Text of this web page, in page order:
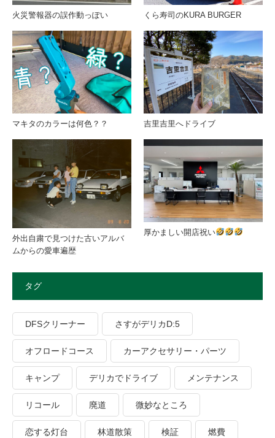
火災警報器の誤作動っぽい くら寿司のKURA BURGER
マキタのカラーは何色？？ 吉里吉里へドライブ
外出自粛で見つけた古いアルバ
ムからの愛車遍歴
厚かましい開店祝い
タグ
DFSクリーナー さすがデリカD:5
オフロードコース カーアクセサリー・パーツ
キャンプ デリカでドライブ メンテナンス
リコール 廃道 微妙なところ
恋する灯台 林道散策 検証 燃費